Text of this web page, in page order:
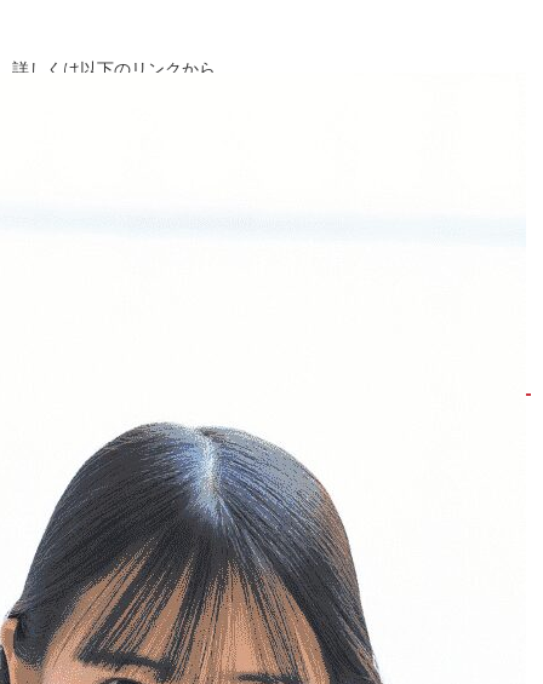
詳しくは以下のリンクから
2023年2月14日 火曜日
奈良県教育委員会
奈良県教育委員会HPより、「奈良県立高等学校入学者選抜の改善に
ついて（骨子）（案）」が発表されました。
詳しくは以下のリンクから